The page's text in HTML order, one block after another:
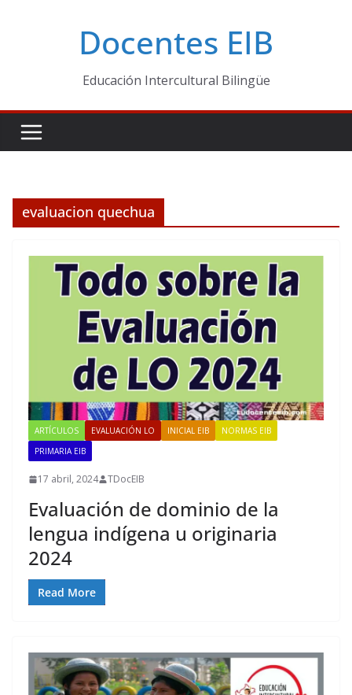
Docentes EIB
Educación Intercultural Bilingüe
evaluacion quechua
ARTÍCULOS EVALUACIÓN LO INICIAL EIB
NORMAS EIB
PRIMARIA EIB
17 abril, 2024 TDocEIB
Evaluación de dominio de la
lengua indígena u originaria
2024
Read More